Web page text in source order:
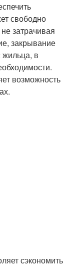
свободно
затрачивая
закрывание
жильца, в
возможность
сэкономить